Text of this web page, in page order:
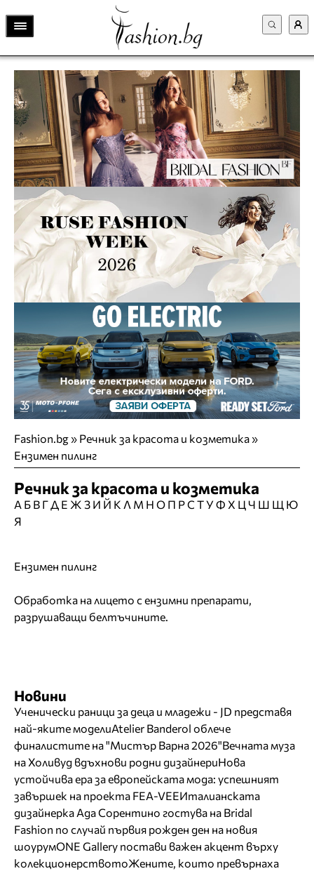
Fashion.bg» Речник за красота и козметика »
Ензимен пилинг
Речник за красота и козметика
А Б В ГД Е Ж З И Й К Л М Н О П РС ТУФ Х ЦЧ Ш Щ Ю
Я
Ензимен пилинг
Обработка на лицето с ензимни препарати,
разрушаващи белтъчините.
Новини
Ученически раници за деца и младежи - JD представя
най-яките моделиAtelier Banderol облече
финалистите на "Мистър Варна 2026"Вечната муза
на Холивуд вдъхнови родни дизайнериНова
устойчива ера за европейската мода: успешният
завършек на проекта FEA-VEEИталианската
дизайнерка Ада Сорентино гостува на Bridal
Fashion по случай първия рожден ден на новия
шоурумONE Gallery постави важен акцент върху
колекционерствотоЖените, които превърнаха